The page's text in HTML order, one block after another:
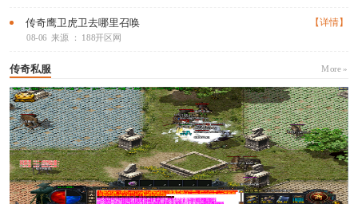
传奇鹰卫虎卫去哪里召唤
08-06 来源 ： 188开区网
【详情】
传奇私服 More »